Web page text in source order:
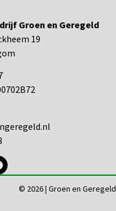
Groen en Geregeld
19
© 2026 | Groen en Geregeld